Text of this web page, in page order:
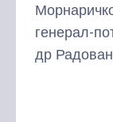
генерал-
др